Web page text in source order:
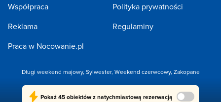
Pokaż45 obiektówz natychmiastową rezerwacją
Współpraca
Reklama
Praca w Nocowanie.pl
Polityka prywatności
Regulaminy
Długi weekend majowy, Sylwester, Weekend czerwcowy, Zakopane
Copyright 2005-2026 by NOCOWANIE.PL Sp. z o.o.